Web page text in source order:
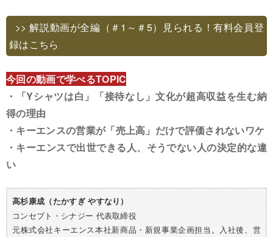
>> 解説動画が全編（＃1～＃5）見られる！有料会員登
録はこちら
今回の動画で学べるTOPIC
・「Yシャツは白」「接待なし」文化が超高収益を生む納
得の理由
・キーエンスの営業が「売上高」だけで評価されないワケ
・キーエンスで出世できる人、そうでない人の決定的な違
い
高杉康成（たかすぎ やすなり）
コンセプト・シナジー 代表取締役
元株式会社キーエンス本社新商品・新規事業企画担当。入社後、営